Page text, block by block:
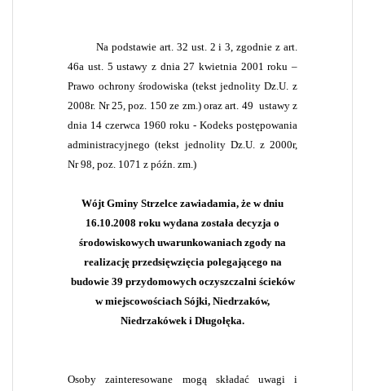
Na podstawie art. 32 ust. 2 i 3, zgodnie z art.
46a ust. 5 ustawy z dnia 27 kwietnia 2001 roku –
Prawo ochrony środowiska (tekst jednolity Dz.U. z
2008r. Nr 25, poz. 150 ze zm.) oraz art. 49 ustawy z
dnia 14 czerwca 1960 roku - Kodeks postępowania
administracyjnego (tekst jednolity Dz.U. z 2000r,
Nr 98, poz. 1071 z późn. zm.)
Wójt Gminy Strzelce zawiadamia, że w dniu
16.10.2008 roku wydana została decyzja o
środowiskowych uwarunkowaniach zgody na
realizację przedsięwzięcia polegającego na
budowie 39 przydomowych oczyszczalni ścieków
w miejscowościach Sójki, Niedrzaków,
Niedrzakówek i Długołęka.
Osoby zainteresowane mogą składać uwagi i